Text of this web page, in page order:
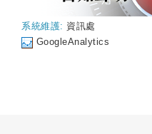
系統維護: 資訊處
GoogleAnalytics